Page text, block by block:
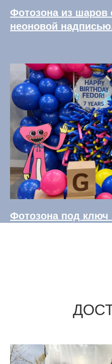
Фотозона из шаров
неоновой
Фотозона под ключ